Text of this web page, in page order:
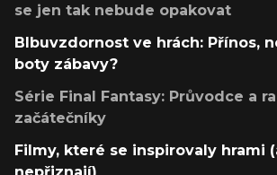
se jen tak nebude opakovat
Blbuvzdornost ve hrách: Přínos,
boty zábavy?
Série Final Fantasy: Průvodce a
začátečníky
Filmy, které se inspirovaly hrami